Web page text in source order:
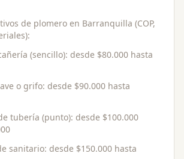
de plomero en Barranquilla (COP,
(sencillo): desde $80.000 hasta
o grifo: desde $90.000 hasta
tubería (punto): desde $100.000
sanitario: desde $150.000 hasta